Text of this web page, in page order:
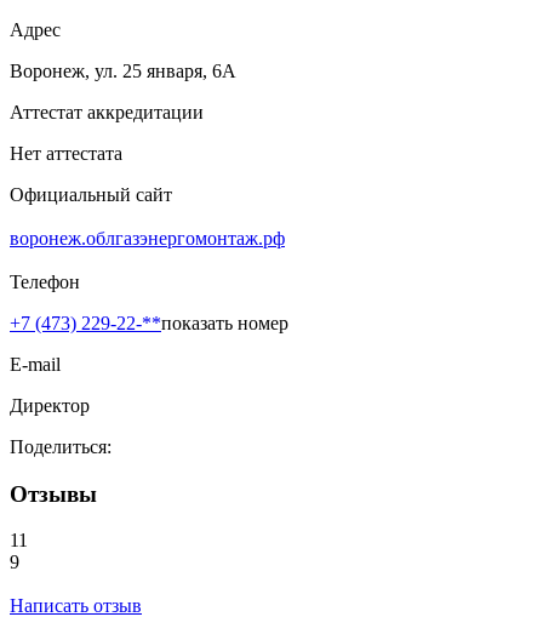
Адрес
Воронеж, ул. 25 января, 6А
Аттестат аккредитации
Нет аттестата
Официальный сайт
воронеж.облгазэнергомонтаж.рф
Телефон
+7 (473) 229-22-**показать номер
E-mail
Директор
Поделиться:
Отзывы
11
9
Написать отзыв